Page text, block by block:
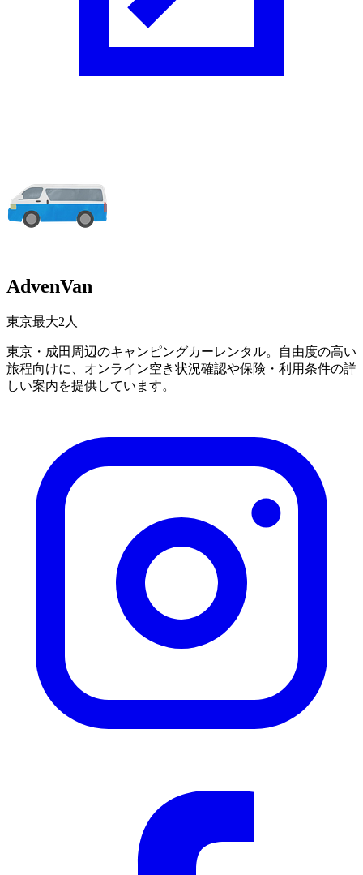
AdvenVan
東京最大2人
東京・成田周辺のキャンピングカーレンタル。自由度の高い
旅程向けに、オンライン空き状況確認や保険・利用条件の詳
しい案内を提供しています。